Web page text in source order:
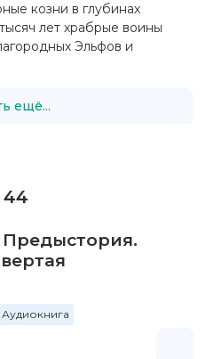
козни в глубинах
лет храбрые воины
Эльфов и
ещё...
44
Аудиокнига